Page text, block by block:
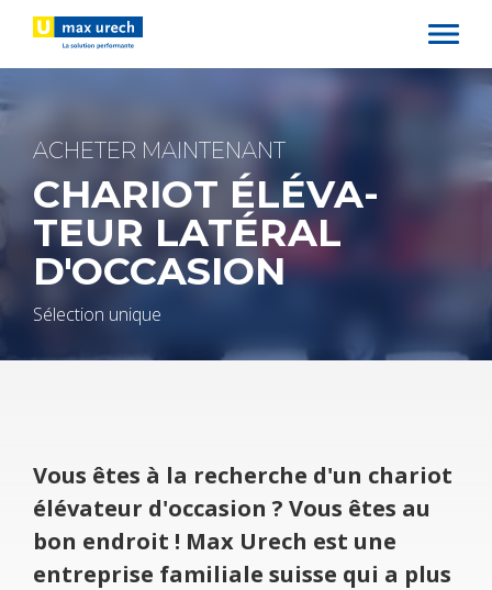
contenu
ACHE­TER MAIN­TE­NANT
CHA­RIOT ÉLÉ­VA­
TEUR LATÉ­RAL
D'OC­CA­SION
Sélec­tion unique
Vous êtes à la recherche d'un cha­riot
élé­va­teur d'oc­ca­sion ? Vous êtes au
bon endroit ! Max Urech est une
entre­prise fami­liale suisse qui a plus